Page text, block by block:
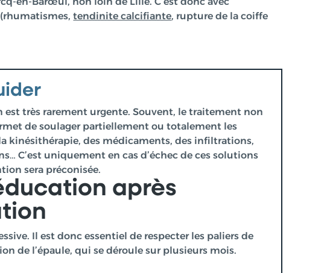
en-Barœul, non loin de Lille. C’est donc avec
(rhumatismes,tendinite calcifiante, rupture de la coiffe
est très rarement urgente. Souvent, le traitement non
de soulager partiellement ou totalement les
kinésithérapie, des médicaments, des infiltrations,
C’est uniquement en cas d’échec de ces solutions
sera préconisée.
après
Il est donc essentiel de respecter les paliers de
de l’épaule, qui se déroule sur plusieurs mois.